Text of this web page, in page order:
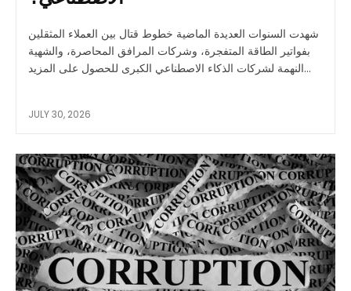
شهدت السنوات العديدة الماضية خطوط قتال بين العملاء المثقلين
بفواتير الطاقة المتفجرة، وشركات المرافق المحاصرة، والشهية
النهمة لشركات الذكاء الاصطناعي الكبرى للحصول على المزيد...
JULY 30, 2026